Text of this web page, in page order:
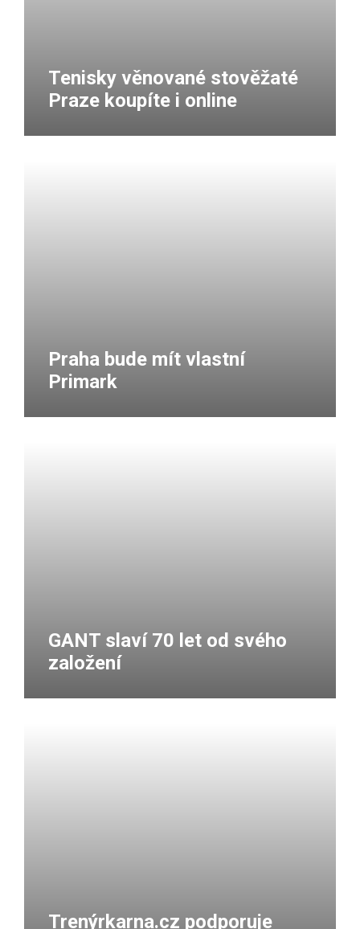
Tenisky věnované stověžaté
Praze koupíte i online
Praha bude mít vlastní
Primark
GANT slaví 70 let od svého
založení
Trenýrkarna.cz podporuje